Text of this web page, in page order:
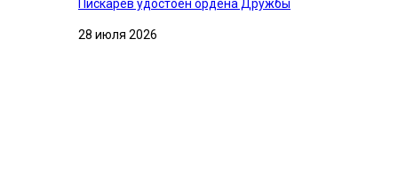
Пискарев удостоен ордена Дружбы
28 июля 2026